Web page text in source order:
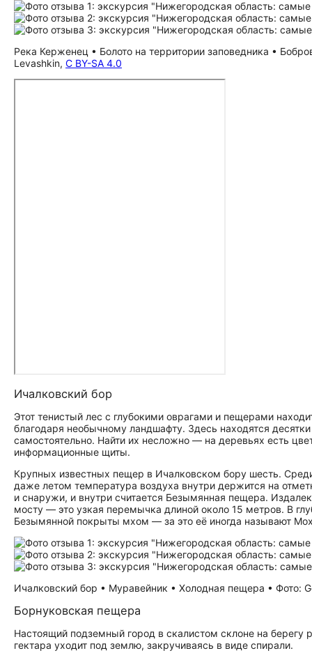
Река Керженец • Болото на территории заповедника •
Levashkin, C BY-SA 4.0
Ичалковский бор
Этот тенистый лес с глубокими оврагами и пещерами
благодаря необычному ландшафту. Здесь находятся
самостоятельно. Найти их несложно — на деревьях есть
информационные щиты.
Крупных известных пещер в Ичалковском бору шесть.
даже летом температура воздуха внутри держится на
и снаружи, и внутри считается Безымянная пещера.
мосту — это узкая перемычка длиной около 15 метров. В
Безымянной покрыты мхом — за это её иногда называют
Ичалковский бор • Муравейник • Холодная пещера • Фото:
Борнуковская пещера
Настоящий подземный город в скалистом склоне на
гектара уходит под землю, закручиваясь в виде спирали.